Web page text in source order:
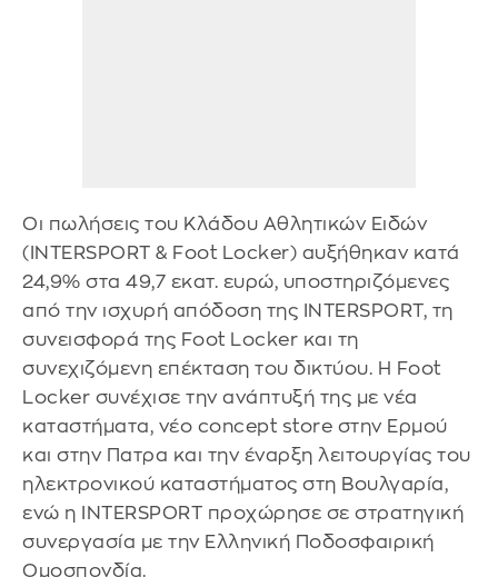
Οι πωλήσεις του Κλάδου Αθλητικών Ειδών
(INTERSPORT & Foot Locker) αυξήθηκαν κατά
24,9% στα 49,7 εκατ. ευρώ, υποστηριζόμενες
από την ισχυρή απόδοση της INTERSPORT, τη
συνεισφορά της Foot Locker και τη
συνεχιζόμενη επέκταση του δικτύου. Η Foot
Locker συνέχισε την ανάπτυξή της με νέα
καταστήματα, νέο concept store στην Ερμού
και στην Πατρα και την έναρξη λειτουργίας του
ηλεκτρονικού καταστήματος στη Βουλγαρία,
ενώ η INTERSPORT προχώρησε σε στρατηγική
συνεργασία με την Ελληνική Ποδοσφαιρική
Ομοσπονδία.